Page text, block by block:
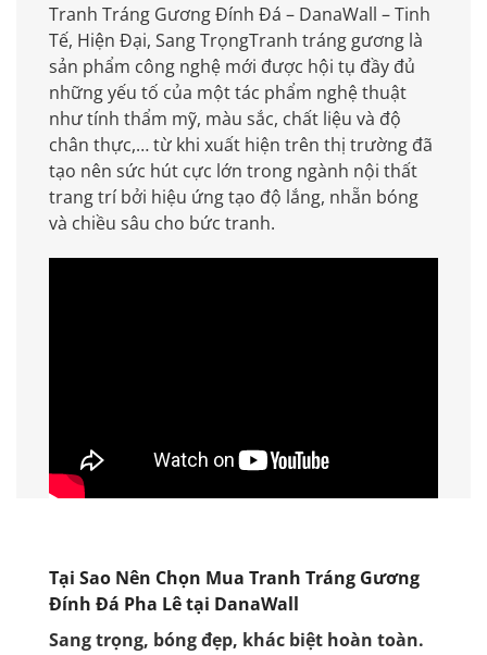
Tranh Tráng Gương Đính Đá – DanaWall – Tinh
Tế, Hiện Đại, Sang TrọngTranh tráng gương là
sản phẩm công nghệ mới được hội tụ đầy đủ
những yếu tố của một tác phẩm nghệ thuật
như tính thẩm mỹ, màu sắc, chất liệu và độ
chân thực,… từ khi xuất hiện trên thị trường đã
tạo nên sức hút cực lớn trong ngành nội thất
trang trí bởi hiệu ứng tạo độ lắng, nhẵn bóng
và chiều sâu cho bức tranh.
Tại Sao Nên Chọn Mua Tranh Tráng Gương
Đính Đá Pha Lê tại DanaWall
Sang trọng, bóng đẹp, khác biệt hoàn toàn.